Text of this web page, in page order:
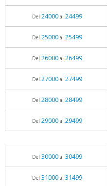
Del 24000al 24499
Del 25000al 25499
Del 26000al 26499
Del 27000al 27499
Del 28000al 28499
Del 29000al 29499
Del 30000al 30499
Del 31000al 31499